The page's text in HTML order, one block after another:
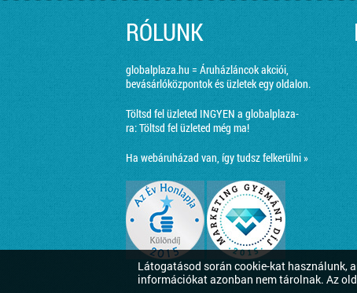
Látogatásod során cookie-kat használunk,
információkat azonban nem tárolnak. Az
RÓLUNK
globalplaza.hu = Áruházláncok akciói,
bevásárlóközpontok és üzletek egy oldalon.
Töltsd fel üzleted INGYEN a globalplaza-
ra:Töltsd fel üzleted még ma!
Ha webáruházad van, így tudsz felkerülni »